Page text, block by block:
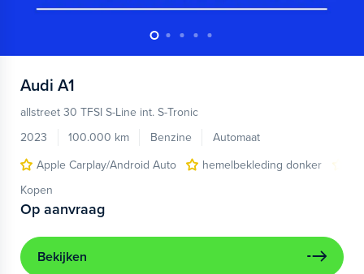
Audi A1
allstreet 30 TFSI S-Line int. S-Tronic
2023
100.000 km Benzine
Automaat
Apple Carplay/Android Auto
hemelbekleding donker
Kopen
Op aanvraag
Bekijken